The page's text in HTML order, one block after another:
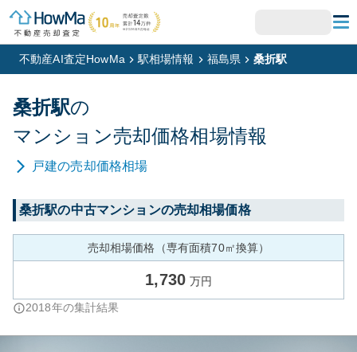
不動産AI査定HowMa 駅相場情報 福島県 桑折駅
桑折駅の
マンション売却価格相場情報
戸建の売却価格相場
桑折駅の中古マンションの売却相場価格
売却相場価格（専有面積70㎡換算）
1,730 万円
2018年の集計結果